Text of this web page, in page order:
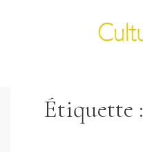
Étiquette :